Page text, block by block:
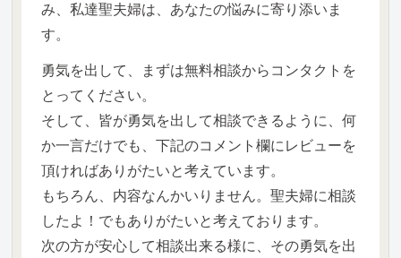
み、私達聖夫婦は、あなたの悩みに寄り添いま
す。
勇気を出して、まずは無料相談からコンタクトを
とってください。
そして、皆が勇気を出して相談できるように、何
か一言だけでも、下記のコメント欄にレビューを
頂ければありがたいと考えています。
もちろん、内容なんかいりません。聖夫婦に相談
したよ！でもありがたいと考えております。
次の方が安心して相談出来る様に、その勇気を出